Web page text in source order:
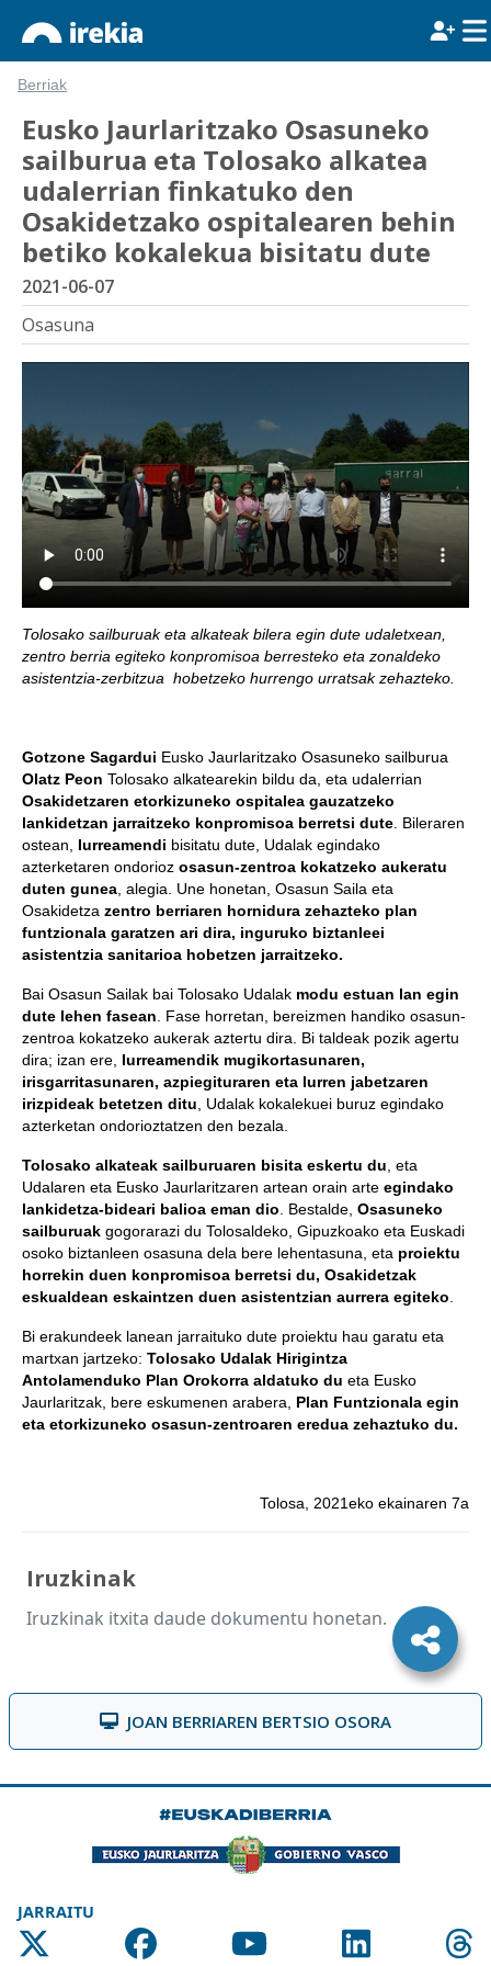
Berriak
Eusko Jaurlaritzako Osasuneko
sailburua eta Tolosako alkatea
udalerrian finkatuko den
Osakidetzako ospitalearen behin
betiko kokalekua bisitatu dute
2021-06-07
Osasuna
Tolosako sailburuak eta alkateak bilera egin dute udaletxean,
zentro berria egiteko konpromisoa berresteko eta zonaldeko
asistentzia-zerbitzua hobetzeko hurrengo urratsak zehazteko.
Gotzone Sagardui Eusko Jaurlaritzako Osasuneko sailburua
Olatz Peon Tolosako alkatearekin bildu da, eta udalerrian
Osakidetzaren etorkizuneko ospitalea gauzatzeko
lankidetzan jarraitzeko konpromisoa berretsi dute . Bileraren
ostean, Iurreamendi bisitatu dute, Udalak egindako
azterketaren ondorioz osasun-zentroa kokatzeko aukeratu
duten gunea , alegia. Une honetan, Osasun Saila eta
Osakidetza zentro berriaren hornidura zehazteko plan
funtzionala garatzen ari dira, inguruko biztanleei
asistentzia sanitarioa hobetzen jarraitzeko.
Bai Osasun Sailak bai Tolosako Udalak modu estuan lan egin
dute lehen fasean . Fase horretan, bereizmen handiko osasun-
zentroa kokatzeko aukerak aztertu dira. Bi taldeak pozik agertu
dira; izan ere, Iurreamendik mugikortasunaren,
irisgarritasunaren, azpiegituraren eta lurren jabetzaren
irizpideak betetzen ditu , Udalak kokalekuei buruz egindako
azterketan ondorioztatzen den bezala.
Tolosako alkateak sailburuaren bisita eskertu du , eta
Udalaren eta Eusko Jaurlaritzaren artean orain arte egindako
lankidetza-bideari balioa eman dio . Bestalde, Osasuneko
sailburuak gogorarazi du Tolosaldeko, Gipuzkoako eta Euskadi
osoko biztanleen osasuna dela bere lehentasuna, eta proiektu
horrekin duen konpromisoa berretsi du, Osakidetzak
eskualdean eskaintzen duen asistentzian aurrera egiteko
Bi erakundeek lanean jarraituko dute proiektu hau garatu eta
martxan jartzeko: Tolosako Udalak Hirigintza
Antolamenduko Plan Orokorra aldatuko du eta Eusko
Jaurlaritzak, bere eskumenen arabera, Plan Funtzionala egin
eta etorkizuneko osasun-zentroaren eredua zehaztuko du.
Tolosa, 2021eko ekainaren 7a
Iruzkinak
Iruzkinak itxita daude dokumentu honetan.
JOAN BERRIAREN BERTSIO OSORA
JARRAITU